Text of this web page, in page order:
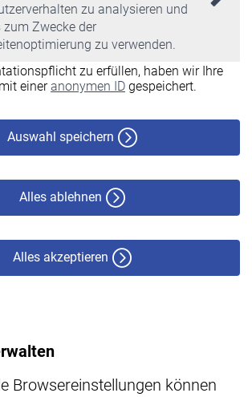
zu analysieren und
zum Zwecke der
zu verwenden.
zu erfüllen, haben wir Ihre
eineranonymen ID gespeichert.
Auswahl speichern
Alles ablehnen
Alles akzeptieren
Browsereinstellungen können